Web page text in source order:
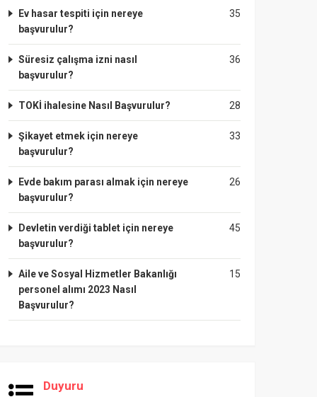
35
Ev hasar tespiti için nereye
başvurulur?
36
Süresiz çalışma izni nasıl
başvurulur?
28
TOKİ ihalesine Nasıl Başvurulur?
33
Şikayet etmek için nereye
başvurulur?
26
Evde bakım parası almak için nereye
başvurulur?
45
Devletin verdiği tablet için nereye
başvurulur?
15
Aile ve Sosyal Hizmetler Bakanlığı
personel alımı 2023 Nasıl
Başvurulur?
Duyuru